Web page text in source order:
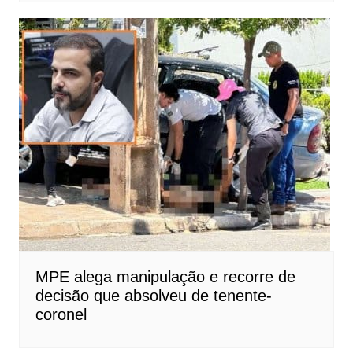
MPE alega manipulação e recorre de
decisão que absolveu de tenente-
coronel